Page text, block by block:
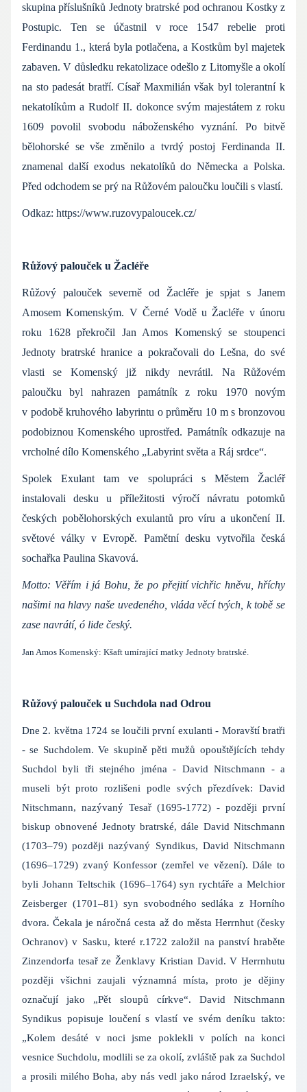
skupina příslušníků Jednoty bratrské pod ochranou Kostky z
Postupic. Ten se účastnil v roce 1547 rebelie proti
Ferdinandu 1., která byla potlačena, a Kostkům byl majetek
zabaven. V důsledku rekatolizace odešlo z Litomyšle a okolí
na sto padesát bratří. Císař Maxmilián však byl tolerantní k
nekatolíkům a Rudolf II. dokonce svým majestátem z roku
1609 povolil svobodu náboženského vyznání. Po bitvě
bělohorské se vše změnilo a tvrdý postoj Ferdinanda II.
znamenal další exodus nekatolíků do Německa a Polska.
Před odchodem se prý na Růžovém paloučku loučili s vlastí.
Odkaz: https://www.ruzovypaloucek.cz/
Růžový palouček u Žacléře
Růžový palouček severně od Žacléře je spjat s Janem
Amosem Komenským. V Černé Vodě u Žacléře v únoru
roku 1628 překročil Jan Amos Komenský se stoupenci
Jednoty bratrské hranice a pokračovali do Lešna, do své
vlasti se Komenský již nikdy nevrátil. Na Růžovém
paloučku byl nahrazen památník z roku 1970 novým
v podobě kruhového labyrintu o průměru 10 m s bronzovou
podobiznou Komenského uprostřed. Památník odkazuje na
vrcholné dílo Komenského „Labyrint světa a Ráj srdce“.
Spolek Exulant tam ve spolupráci s Městem Žacléř
instalovali desku u příležitosti výročí návratu potomků
českých pobělohorských exulantů pro víru a ukončení II.
světové války v Evropě. Pamětní desku vytvořila česká
sochařka Paulina Skavová.
Motto: Věřím i já Bohu, že po přejití vichřic hněvu, hříchy
našimi na hlavy naše uvedeného, vláda věcí tvých, k tobě se
zase navrátí, ó lide český.
Jan Amos Komenský: Kšaft umírající matky Jednoty bratrské.
Růžový palouček u Suchdola nad Odrou
Dne 2. května 1724 se loučili první exulanti - Moravští bratři
- se Suchdolem. Ve skupině pěti mužů opouštějících tehdy
Suchdol byli tři stejného jména - David Nitschmann - a
museli být proto rozlišeni podle svých přezdívek: David
Nitschmann, nazývaný Tesař (1695-1772) - později první
biskup obnovené Jednoty bratrské, dále David Nitschmann
(1703–79) později nazývaný Syndikus, David Nitschmann
(1696–1729) zvaný Konfessor (zemřel ve vězení). Dále to
byli Johann Teltschik (1696–1764) syn rychtáře a Melchior
Zeisberger (1701–81) syn svobodného sedláka z Horního
dvora. Čekala je náročná cesta až do města Herrnhut (česky
Ochranov) v Sasku, které r.1722 založil na panství hraběte
Zinzendorfa tesař ze Ženklavy Kristian David. V Herrnhutu
později všichni zaujali významná místa, proto je dějiny
označují jako „Pět sloupů církve“. David Nitschmann
Syndikus popisuje loučení s vlastí ve svém deníku takto:
„Kolem desáté v noci jsme poklekli v polích na konci
vesnice Suchdolu, modlili se za okolí, zvláště pak za Suchdol
a prosili milého Boha, aby nás vedl jako národ Izraelský, ve